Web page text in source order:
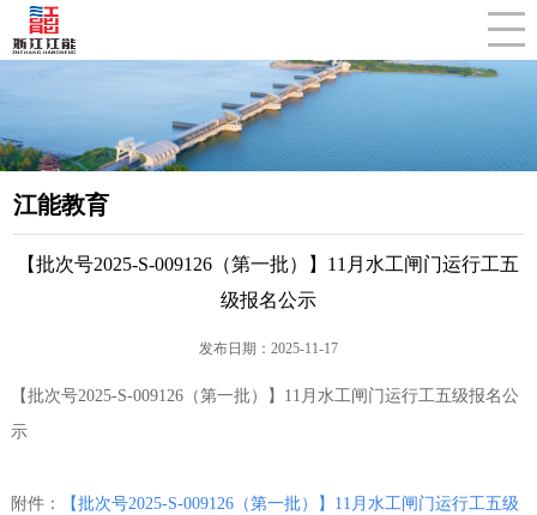
江能教育
【批次号2025-S-009126（第一批）】11月水工闸门运行工五
级报名公示
发布日期：2025-11-17
【批次号2025-S-009126（第一批）】11月水工闸门运行工五级报名公
示
附件：
【批次号2025-S-009126（第一批）】11月水工闸门运行工五级